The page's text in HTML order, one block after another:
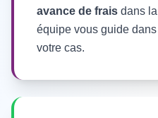
avance de frais dans
équipe vous guide
votre cas.